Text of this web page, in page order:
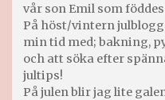
vår son Emil som föddes
På höst/vintern
min tid med; bakning,
och att söka efter
jultips!
På julen blir jag lite